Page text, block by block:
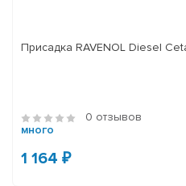
Присадка RAVENOL Diesel
0 отзывов
много
1 164 ₽